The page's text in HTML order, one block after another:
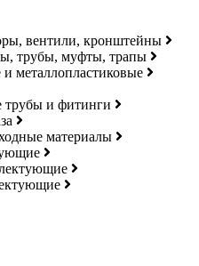
вентили, кронштейны
трубы, муфты, трапы
металлопластиковые
и фитинги
материалы